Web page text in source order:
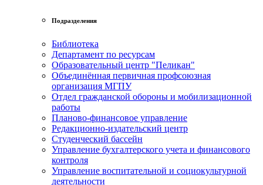
Подразделения
Библиотека
Департамент по ресурсам
Образовательный центр "Пеликан"
Объединённая первичная профсоюзная
организация МГПУ
Отдел гражданской обороны и мобилизационной
работы
Планово-финансовое управление
Редакционно-издательский центр
Студенческий бассейн
Управление бухгалтерского учета и финансового
контроля
Управление воспитательной и социокультурной
деятельности